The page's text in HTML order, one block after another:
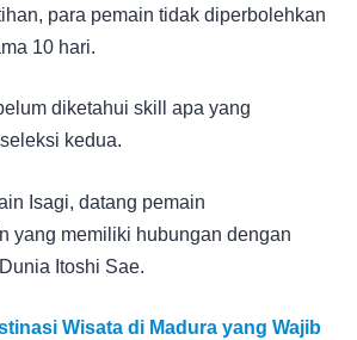
para pemain tidak diperbolehkan
10 hari.
diketahui skill apa yang
kedua.
Isagi, datang pemain
yang memiliki hubungan dengan
Itoshi Sae.
Wisata di Madura yang Wajib